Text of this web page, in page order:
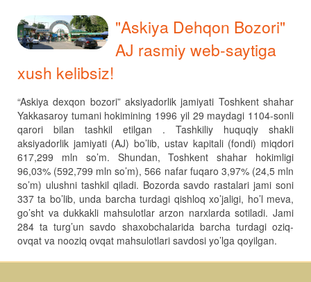
"Askiya Dehqon Bozori"
AJ rasmiy web-saytiga
xush kelibsiz!
“Askiya dexqon bozori” aksiyadorlik jamiyati Toshkent shahar
Yakkasaroy tumani hokimining 1996 yil 29 maydagi 1104-sonli
qarori bilan tashkil etilgan . Tashkiliy huquqiy shakli
aksiyadorlik jamiyati (AJ) bo’lib, ustav kapitali (fondi) miqdori
617,299 mln so’m. Shundan, Toshkent shahar hokimligi
96,03% (592,799 mln so’m), 566 nafar fuqaro 3,97% (24,5 mln
so’m) ulushni tashkil qiladi. Bozorda savdo rastalari jami soni
337 ta bo’lib, unda barcha turdagi qishloq xo’jaligi, ho’l meva,
go’sht va dukkakli mahsulotlar arzon narxlarda sotiladi. Jami
284 ta turg’un savdo shaxobchalarida barcha turdagi oziq-
ovqat va nooziq ovqat mahsulotlari savdosi yo’lga qoyilgan.